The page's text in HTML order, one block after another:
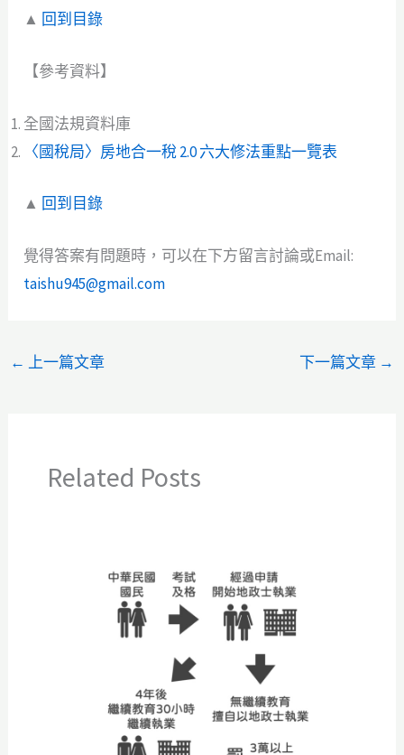
▲ 回到目錄
【參考資料】
全國法規資料庫
〈國稅局〉房地合一稅 2.0 六大修法重點一覽表
▲ 回到目錄
覺得答案有問題時，可以在下方留言討論或Email:
taishu945@gmail.com
← 上一篇文章 下一篇文章 →
Related Posts